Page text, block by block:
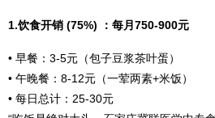
1.饮食开销 (75%) ：每月750-900元
• 早餐：3-5元（包子豆浆茶叶蛋）
• 午晚餐：8-12元（一荤两素+米饭）
• 每日总计：25-30元